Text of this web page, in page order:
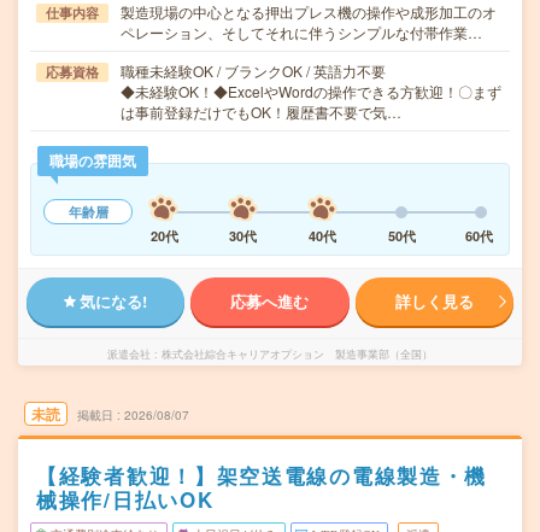
仕事内容
製造現場の中心となる押出プレス機の操作や成形加工のオ
ペレーション、そしてそれに伴うシンプルな付帯作業…
応募資格
職種未経験OK / ブランクOK / 英語力不要
◆未経験OK！◆ExcelやWordの操作できる方歓迎！〇まず
は事前登録だけでもOK！履歴書不要で気…
職場の雰囲気
年齢層
20代
30代 40代 50代 60代
気になる! 応募へ進む 詳しく見る
派遣会社 株式会社綜合キャリアオプション 製造事業部（全国）
未読 掲載日 2026/08/07
【経験者歓迎！】架空送電線の電線製造・機
械操作/日払いOK